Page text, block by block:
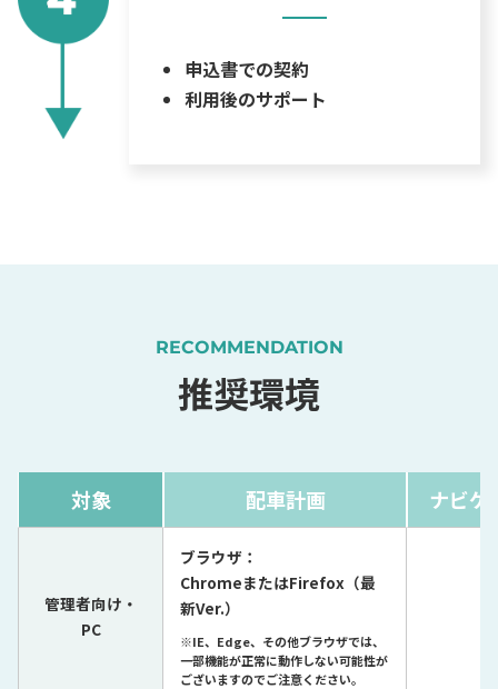
申込書での契約
利用後のサポート
RECOMMENDATION
推奨環境
対象 配車計画 ナビゲ
管理者向け・
PC
ブラウザ：
ChromeまたはFirefox（最
新Ver.）
※IE、Edge、その他ブラウザでは、
一部機能が正常に動作しない可能性が
ございますのでご注意ください。